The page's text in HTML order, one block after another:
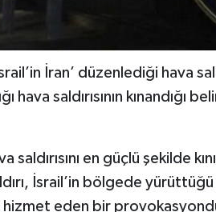
İran’ düzenlediği hava
hava saldırısının kınandığı
saldırısını en güçlü şekilde
İsrail’in bölgede
eden bir